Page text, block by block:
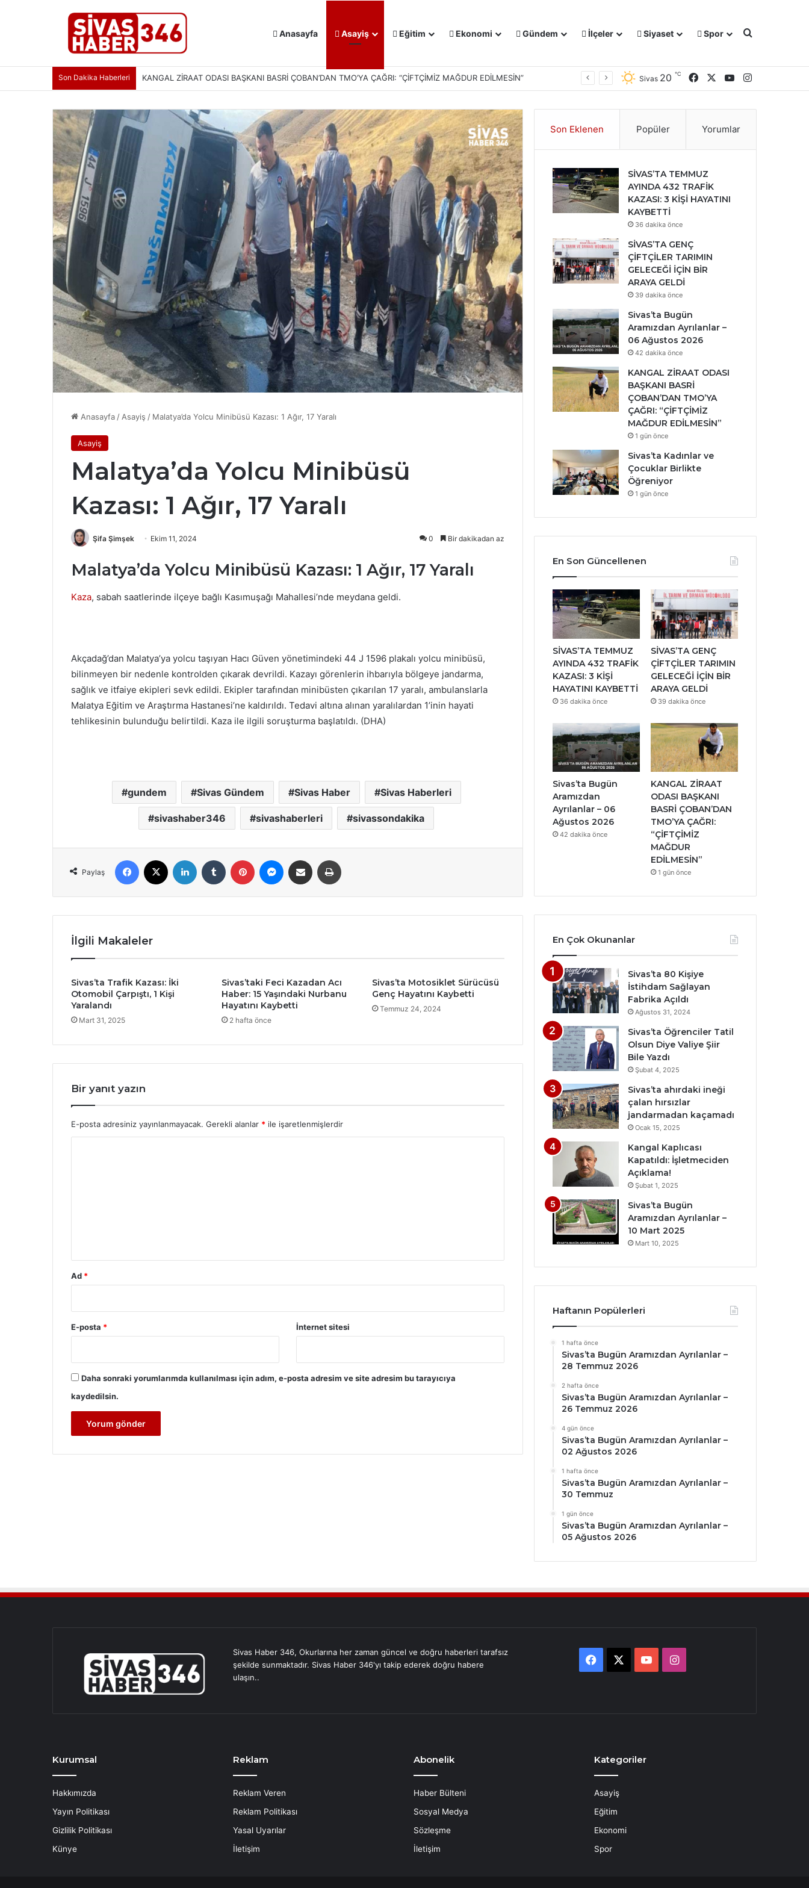
Anasayfa Asayiş Eğitim Ekonomi Gündem İlçeler Siyaset Spor Arama yap
Son Dakika Haberleri SİVAS’TA KÜLTÜR VE TURİZM ÇALIŞMALARI MASAYA YATIRILDI: YENİ PROJELER YOLDA Sivas 20 ℃ FacebookYouTubeInstagram
Anasayfa / Asayiş / Malatya’da Yolcu Minibüsü Kazası: 1 Ağır, 17 Yaralı
Asayiş
Malatya’da Yolcu Minibüsü
Kazası: 1 Ağır, 17 Yaralı
Şifa Şimşek Ekim 11, 2024 0 Bir dakikadan az
Malatya’da Yolcu Minibüsü Kazası: 1 Ağır, 17 Yaralı
Kaza, sabah saatlerinde ilçeye bağlı Kasımuşağı Mahallesi’nde meydana geldi.
Akçadağ’dan Malatya’ya yolcu taşıyan Hacı Güven yönetimindeki 44 J 1596 plakalı yolcu minibüsü,
bilinmeyen bir nedenle kontrolden çıkarak devrildi. Kazayı görenlerin ihbarıyla bölgeye jandarma,
sağlık ve itfaiye ekipleri sevk edildi. Ekipler tarafından minibüsten çıkarılan 17 yaralı, ambulanslarla
Malatya Eğitim ve Araştırma Hastanesi’ne kaldırıldı. Tedavi altına alınan yaralılardan 1’inin hayati
tehlikesinin bulunduğu belirtildi. Kaza ile ilgili soruşturma başlatıldı. (DHA)
gundem Sivas Gündem Sivas Haber Sivas Haberleri
sivashaber346 sivashaberleri sivassondakika
Paylaş
Facebook LinkedIn Tumblr Pinterest MessengerE-Posta ile paylaş
İlgili Makaleler
Sivas’ta Trafik Kazası: İki
Otomobil Çarpıştı, 1 Kişi
Yaralandı
Mart 31, 2025
Sivas’taki Feci Kazadan Acı
Haber: 15 Yaşındaki Nurbanu
Hayatını Kaybetti
2 hafta önce
Sivas’ta Motosiklet Sürücüsü
Genç Hayatını Kaybetti
Temmuz 24, 2024
Bir yanıt yazın
E-posta adresiniz yayınlanmayacak. Gerekli alanlar * ile işaretlenmişlerdir
Ad *
E-posta * İnternet sitesi
Daha sonraki yorumlarımda kullanılması için adım, e-posta adresim ve site adresim bu tarayıcıya
kaydedilsin.
Son Eklenen Popüler Yorumlar
SİVAS’TA TEMMUZ
AYINDA 432 TRAFİK
KAZASI: 3 KİŞİ HAYATINI
KAYBETTİ
36 dakika önce
SİVAS’TA GENÇ
ÇİFTÇİLER TARIMIN
GELECEĞİ İÇİN BİR
ARAYA GELDİ
39 dakika önce
Sivas’ta Bugün
Aramızdan Ayrılanlar –
06 Ağustos 2026
42 dakika önce
KANGAL ZİRAAT ODASI
BAŞKANI BASRİ
ÇOBAN’DAN TMO’YA
ÇAĞRI: “ÇİFTÇİMİZ
MAĞDUR EDİLMESİN”
1 gün önce
Sivas’ta Kadınlar ve
Çocuklar Birlikte
Öğreniyor
1 gün önce
En Son Güncellenen
SİVAS’TA TEMMUZ
AYINDA 432 TRAFİK
KAZASI: 3 KİŞİ
HAYATINI KAYBETTİ
36 dakika önce
SİVAS’TA GENÇ
ÇİFTÇİLER TARIMIN
GELECEĞİ İÇİN BİR
ARAYA GELDİ
39 dakika önce
Sivas’ta Bugün
Aramızdan
Ayrılanlar – 06
Ağustos 2026
42 dakika önce
KANGAL ZİRAAT
ODASI BAŞKANI
BASRİ ÇOBAN’DAN
TMO’YA ÇAĞRI:
“ÇİFTÇİMİZ
MAĞDUR
EDİLMESİN”
1 gün önce
En Çok Okunanlar
Sivas’ta 80 Kişiye
İstihdam Sağlayan
Fabrika Açıldı
Ağustos 31, 2024
Sivas’ta Öğrenciler Tatil
Olsun Diye Valiye Şiir
Bile Yazdı
Şubat 4, 2025
Sivas’ta ahırdaki ineği
çalan hırsızlar
jandarmadan kaçamadı
Ocak 15, 2025
Kangal Kaplıcası
Kapatıldı: İşletmeciden
Açıklama!
Şubat 1, 2025
Sivas’ta Bugün
Aramızdan Ayrılanlar –
10 Mart 2025
Mart 10, 2025
Haftanın Popülerleri
1 hafta önce
Sivas’ta Bugün Aramızdan Ayrılanlar –
28 Temmuz 2026
2 hafta önce
Sivas’ta Bugün Aramızdan Ayrılanlar –
26 Temmuz 2026
4 gün önce
Sivas’ta Bugün Aramızdan Ayrılanlar –
02 Ağustos 2026
1 hafta önce
Sivas’ta Bugün Aramızdan Ayrılanlar –
30 Temmuz
1 gün önce
Sivas’ta Bugün Aramızdan Ayrılanlar –
05 Ağustos 2026
Sivas Haber 346, Okurlarına her zaman güncel ve doğru haberleri tarafsız
şekilde sunmaktadır. Sivas Haber 346'yı takip ederek doğru habere
ulaşın..
Facebook YouTubeInstagram
Kurumsal
Hakkımızda
Yayın Politikası
Gizlilik Politikası
Künye
Reklam
Reklam Veren
Reklam Politikası
Yasal Uyarılar
İletişim
Abonelik
Haber Bülteni
Sosyal Medya
Sözleşme
İletişim
Kategoriler
Asayiş
Eğitim
Ekonomi
Spor